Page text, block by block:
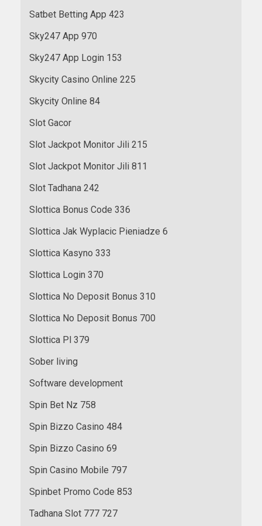
Satbet Betting App 423
Sky247 App 970
Sky247 App Login 153
Skycity Casino Online 225
Skycity Online 84
Slot Gacor
Slot Jackpot Monitor Jili 215
Slot Jackpot Monitor Jili 811
Slot Tadhana 242
Slottica Bonus Code 336
Slottica Jak Wyplacic Pieniadze 6
Slottica Kasyno 333
Slottica Login 370
Slottica No Deposit Bonus 310
Slottica No Deposit Bonus 700
Slottica Pl 379
Sober living
Software development
Spin Bet Nz 758
Spin Bizzo Casino 484
Spin Bizzo Casino 69
Spin Casino Mobile 797
Spinbet Promo Code 853
Tadhana Slot 777 727